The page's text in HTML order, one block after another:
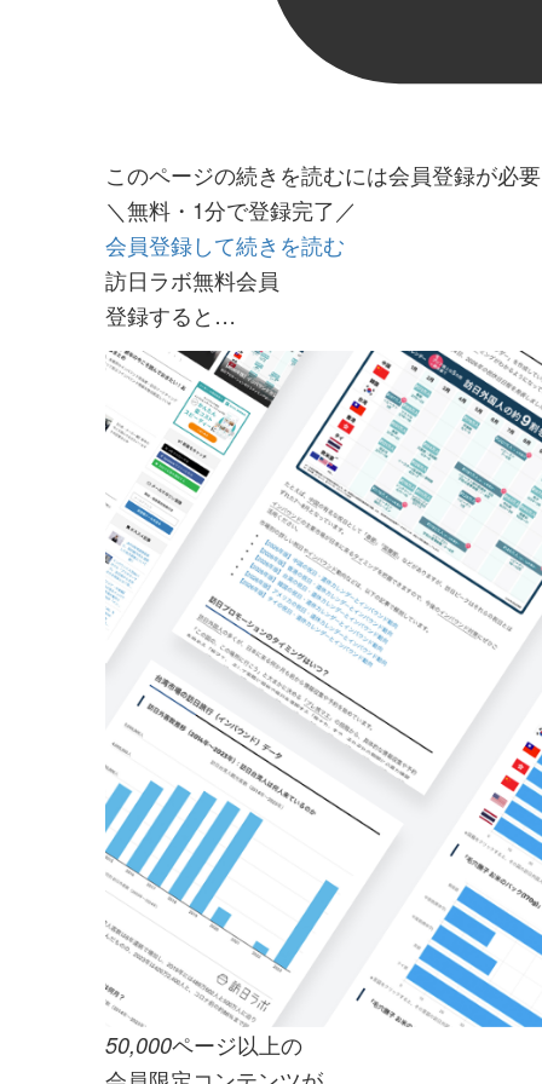
このページの続きを読むには会員登録が必
＼無料・1分で登録完了／
会員登録して続きを読む
訪日ラボ無料会員
登録すると…
50,000ページ以上の